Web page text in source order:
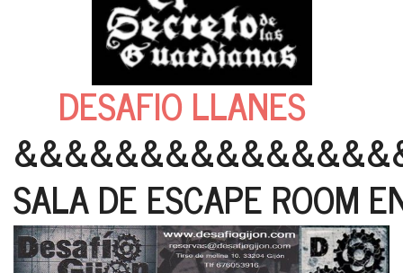
DESAFIO LLANES
SALA DE ESCAPE ROOM